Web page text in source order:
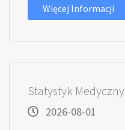
Więcej Informacji
Statystyk Medyczny
2026-08-01